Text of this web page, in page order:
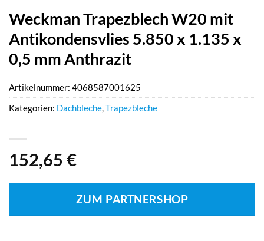
Weckman Trapezblech W20 mit
Antikondensvlies 5.850 x 1.135 x
0,5 mm Anthrazit
152,65 €
ZUM PARTNERSHOP
Artikelnummer: 4068587001625
Kategorien: Dachbleche,Trapezbleche